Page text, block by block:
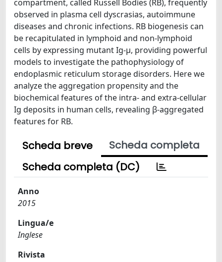
compartment, called Russell Bodies (RB), frequently
observed in plasma cell dyscrasias, autoimmune
diseases and chronic infections. RB biogenesis can
be recapitulated in lymphoid and non-lymphoid
cells by expressing mutant Ig-μ, providing powerful
models to investigate the pathophysiology of
endoplasmic reticulum storage disorders. Here we
analyze the aggregation propensity and the
biochemical features of the intra- and extra-cellular
Ig deposits in human cells, revealing β-aggregated
features for RB.
Scheda breve
Scheda completa
Scheda completa (DC)
Anno
2015
Lingua/e
Inglese
Rivista